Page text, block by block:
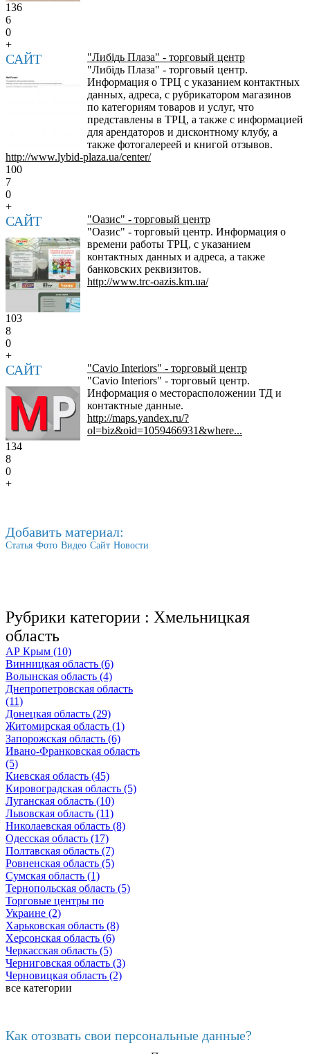
136
6
0
+
САЙТ
"Либідь Плаза" - торговый центр
"Либідь Плаза" - торговый центр.
Информация о ТРЦ с указанием контактных
данных, адреса, с рубрикатором магазинов
по категориям товаров и услуг, что
представлены в ТРЦ, а также с информацией
для арендаторов и дисконтному клубу, а
также фотогалереей и книгой отзывов.
http://www.lybid-plaza.ua/center/
100
7
0
+
САЙТ
"Оазис" - торговый центр
"Оазис" - торговый центр. Информация о
времени работы ТРЦ, с указанием
контактных данных и адреса, а также
банковских реквизитов.
http://www.trc-oazis.km.ua/
103
8
0
+
САЙТ
"Cavio Interiors" - торговый центр
"Cavio Interiors" - торговый центр.
Информация о месторасположении ТД и
контактные данные.
http://maps.yandex.ru/?
ol=biz&oid=1059466931&where...
134
8
0
+
Добавить материал:
Статья Фото Видео Сайт Новости
Рубрики категории : Хмельницкая
область
АР Крым (10)
Винницкая область (6)
Волынская область (4)
Днепропетровская область
(11)
Донецкая область (29)
Житомирская область (1)
Запорожская область (6)
Ивано-Франковская область
(5)
Киевская область (45)
Кировоградская область (5)
Луганская область (10)
Львовская область (11)
Николаевская область (8)
Одесская область (17)
Полтавская область (7)
Ровненская область (5)
Сумская область (1)
Тернопольская область (5)
Торговые центры по
Украине (2)
Харьковская область (8)
Херсонская область (6)
Черкасская область (5)
Черниговская область (3)
Черновицкая область (2)
все категории
Как отозвать свои персональные данные?